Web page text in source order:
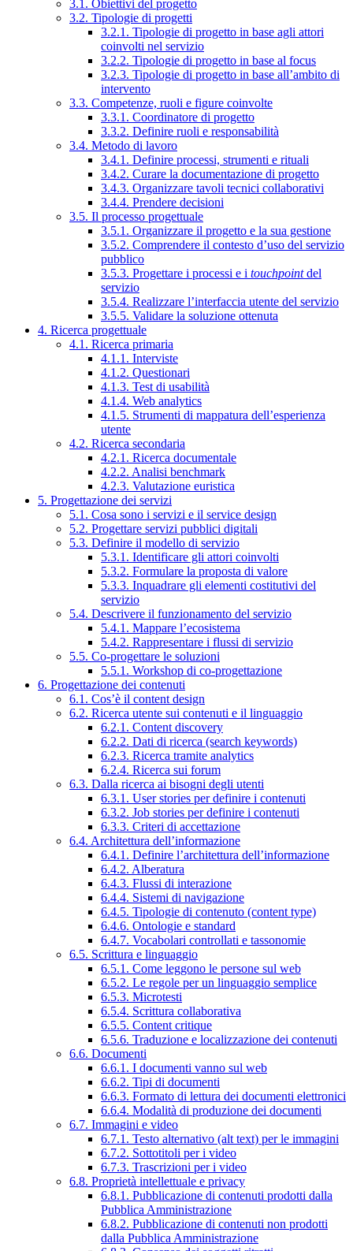
3.1. Obiettivi del progetto
3.2. Tipologie di progetti
3.2.1. Tipologie di progetto in base agli attori
coinvolti nel servizio
3.2.2. Tipologie di progetto in base al focus
3.2.3. Tipologie di progetto in base all’ambito di
intervento
3.3. Competenze, ruoli e figure coinvolte
3.3.1. Coordinatore di progetto
3.3.2. Definire ruoli e responsabilità
3.4. Metodo di lavoro
3.4.1. Definire processi, strumenti e rituali
3.4.2. Curare la documentazione di progetto
3.4.3. Organizzare tavoli tecnici collaborativi
3.4.4. Prendere decisioni
3.5. Il processo progettuale
3.5.1. Organizzare il progetto e la sua gestione
3.5.2. Comprendere il contesto d’uso del servizio
pubblico
3.5.3. Progettare i processi e i touchpointdel
servizio
3.5.4. Realizzare l’interfaccia utente del servizio
3.5.5. Validare la soluzione ottenuta
4. Ricerca progettuale
4.1. Ricerca primaria
4.1.1. Interviste
4.1.2. Questionari
4.1.3. Test di usabilità
4.1.4. Web analytics
4.1.5. Strumenti di mappatura dell’esperienza
utente
4.2. Ricerca secondaria
4.2.1. Ricerca documentale
4.2.2. Analisi benchmark
4.2.3. Valutazione euristica
5. Progettazione dei servizi
5.1. Cosa sono i servizi e il service design
5.2. Progettare servizi pubblici digitali
5.3. Definire il modello di servizio
5.3.1. Identificare gli attori coinvolti
5.3.2. Formulare la proposta di valore
5.3.3. Inquadrare gli elementi costitutivi del
servizio
5.4. Descrivere il funzionamento del servizio
5.4.1. Mappare l’ecosistema
5.4.2. Rappresentare i flussi di servizio
5.5. Co-progettare le soluzioni
5.5.1. Workshop di co-progettazione
6. Progettazione dei contenuti
6.1. Cos’è il content design
6.2. Ricerca utente sui contenuti e il linguaggio
6.2.1. Content discovery
6.2.2. Dati di ricerca (search keywords)
6.2.3. Ricerca tramite analytics
6.2.4. Ricerca sui forum
6.3. Dalla ricerca ai bisogni degli utenti
6.3.1. User stories per definire i contenuti
6.3.2. Job stories per definire i contenuti
6.3.3. Criteri di accettazione
6.4. Architettura dell’informazione
6.4.1. Definire l’architettura dell’informazione
6.4.2. Alberatura
6.4.3. Flussi di interazione
6.4.4. Sistemi di navigazione
6.4.5. Tipologie di contenuto (content type)
6.4.6. Ontologie e standard
6.4.7. Vocabolari controllati e tassonomie
6.5. Scrittura e linguaggio
6.5.1. Come leggono le persone sul web
6.5.2. Le regole per un linguaggio semplice
6.5.3. Microtesti
6.5.4. Scrittura collaborativa
6.5.5. Content critique
6.5.6. Traduzione e localizzazione dei contenuti
6.6. Documenti
6.6.1. I documenti vanno sul web
6.6.2. Tipi di documenti
6.6.3. Formato di lettura dei documenti elettronici
6.6.4. Modalità di produzione dei documenti
6.7. Immagini e video
6.7.1. Testo alternativo (alt text) per le immagini
6.7.2. Sottotitoli per i video
6.7.3. Trascrizioni per i video
6.8. Proprietà intellettuale e privacy
6.8.1. Pubblicazione di contenuti prodotti dalla
Pubblica Amministrazione
6.8.2. Pubblicazione di contenuti non prodotti
dalla Pubblica Amministrazione